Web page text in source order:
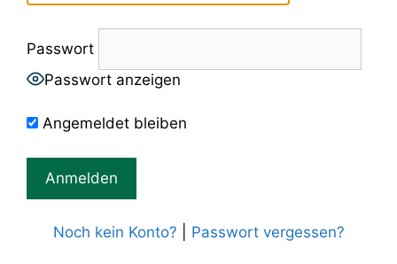
Passwort
Passwort anzeigen
Angemeldet bleiben
Noch kein Konto? Passwort vergessen?